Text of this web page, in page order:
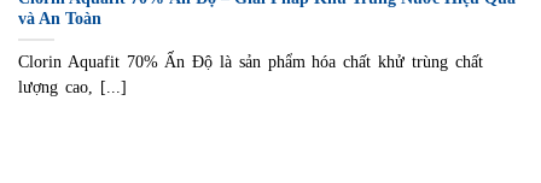
và An Toàn
Clorin Aquafit 70% Ấn Độ là sản phẩm hóa chất khử trùng chất
lượng cao, [...]